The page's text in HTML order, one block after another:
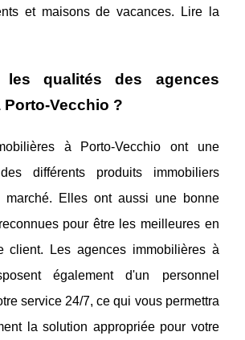
et maisons de vacances. Lire la
les qualités des agences
Vecchio ?
à Porto-Vecchio ont une
différents produits immobiliers
marché. Elles ont aussi une bonne
pour être les meilleures en
client. Les agences immobilières à
également d'un personnel
service 24/7, ce qui vous permettra
la solution appropriée pour votre